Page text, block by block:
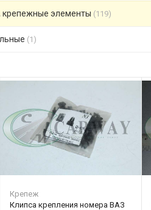
крепежные элементы (119)
(1)
Крепеж
Клипса крепления номера ВАЗ